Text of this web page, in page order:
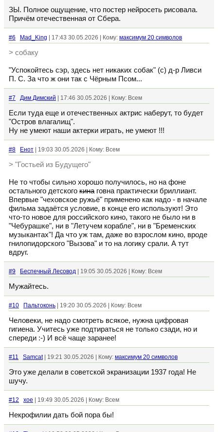
ЗЫ. Полное ощущение, что постер нейросеть рисовала.
Причём отечественная от Сбера.
#6 Mad_King | 17:43 30.05.2026 | Кому: максимум 20 символов
> собаку
"Успокойтесь сэр, здесь нет никаких собак" (с) д-р Ливси
П. С. За что ж они так с Чёрным Псом...
#7 Дим Димский | 17:46 30.05.2026 | Кому: Всем
Если туда еще и отечественных актрис наберут, то будет
"Остров влагалищ".
Ну не умеют наши актерки играть, не умеют !!!
#8 Енот | 19:03 30.05.2026 | Кому: Всем
> "Гостьей из Будущего"
Не то чтобы сильно хорошо получилось, но на фоне
остального детского кина говна практически бриллиант.
Впервые "чеховское ружьё" применено как надо - в начале
фильма задаётся условие, в конце его используют! Это
что-то новое для российского кино, такого не было ни в
"Чебурашке", ни в "Летучем корабле", ни в "Бременских
музыкантах"! Да что уж там, даже во взрослом кино, вроде
гнилопидорского "Вызова" и то на логику срали. А тут
вдруг.
#9 Беспечный Лесовод | 19:05 30.05.2026 | Кому: Всем
Мужайтесь.
#10 Пальтоконь | 19:20 30.05.2026 | Кому: Всем
Человеки, не надо смотреть всякое, нужна цифровая
гигиена. Учитесь уже подтираться не только сзади, но и
спереди :-) И всё чаще заранее!
#11 Samcat| 19:21 30.05.2026 | Кому: максимум 20 символов
Это уже делали в советской экранизации 1937 года! Не
шучу.
#12 xoe | 19:49 30.05.2026 | Кому: Всем
Некрофилии дать бой пора бы!